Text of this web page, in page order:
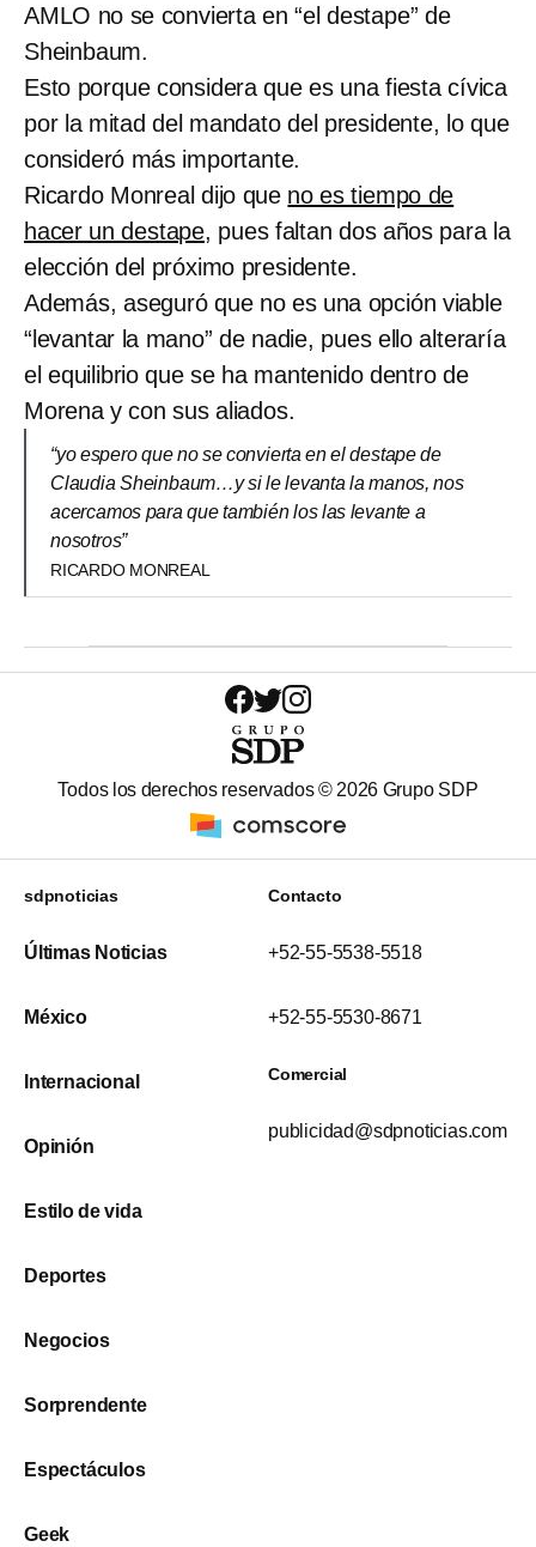
AMLO no se convierta en “el destape” de
Sheinbaum.
Esto porque considera que es una fiesta cívica
por la mitad del mandato del presidente, lo que
consideró más importante.
Ricardo Monreal dijo que no es tiempo de
hacer un destape, pues faltan dos años para la
elección del próximo presidente.
Además, aseguró que no es una opción viable
“levantar la mano” de nadie, pues ello alteraría
el equilibrio que se ha mantenido dentro de
Morena y con sus aliados.
“yo espero que no se convierta en el destape de
Claudia Sheinbaum…y si le levanta la manos, nos
acercamos para que también los las levante a
nosotros”
RICARDO MONREAL
Todos los derechos reservados ©2026 Grupo SDP
sdpnoticias
Últimas Noticias
México
Internacional
Opinión
Estilo de vida
Deportes
Negocios
Sorprendente
Espectáculos
Geek
Contacto
+52-55-5538-5518
+52-55-5530-8671
Comercial
publicidad@sdpnoticias.com